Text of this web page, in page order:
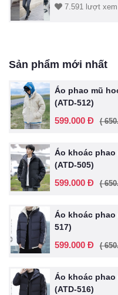
7.591 lượt xem
Sản phẩm mới nhất
Áo phao mũ
(ATD-512)
599.000 Đ (
Áo khoác
(ATD-505)
599.000 Đ (
Áo khoác phao
517)
599.000 Đ (
Áo khoác phao
(ATD-516)